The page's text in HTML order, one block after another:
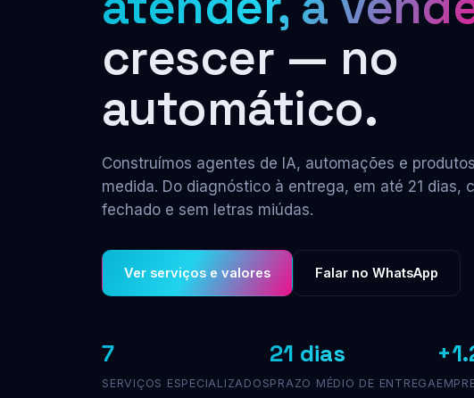
crescer — no
automático.
Construímos agentes de IA, automações e
medida. Do diagnóstico à entrega, em até 21 dias,
fechado e sem letras miúdas.
Ver serviços e valores Falar no WhatsApp
7
SERVIÇOS ESPECIALIZADOS
21 dias
PRAZO MÉDIO DE ENTREGA